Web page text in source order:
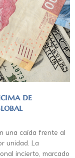
de
una caída frente al
unidad. La
incierto, marcado